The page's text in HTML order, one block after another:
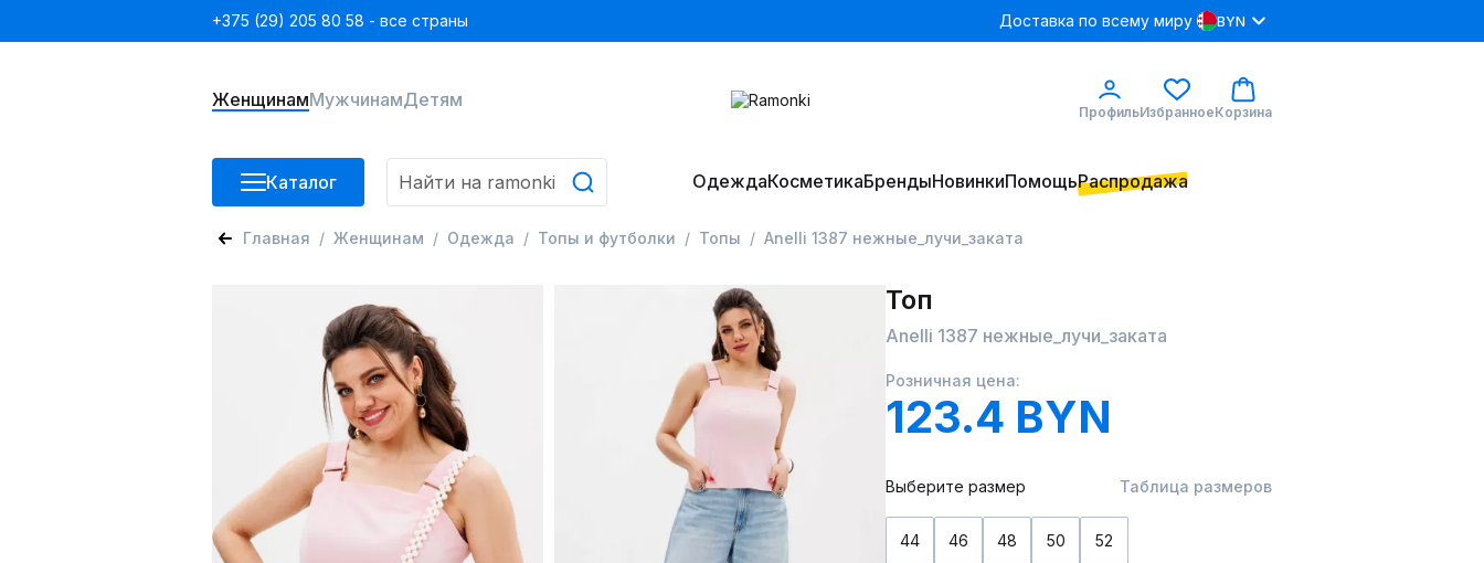
+375 (29) 205 80 58 - все страны Доставка по всему миру BYN
ЖенщинамМужчинамДетям
ПрофильИзбранноеКорзина
Каталог ОдеждаКосметикаБрендыНовинкиПомощьРаспродажа
Главная Женщинам Одежда Топы и футболки Топы Anelli 1387 нежные_лучи_заката
Топ
Anelli 1387 нежные_лучи_заката
Розничная цена:
123.4 BYN
Выберите размер Таблица размеров
44 46 48 50 52